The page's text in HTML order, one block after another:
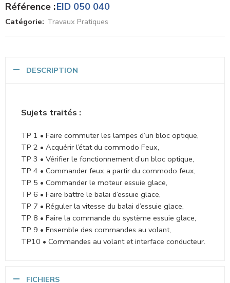
Référence :EID 050 040
Catégorie: Travaux Pratiques
DESCRIPTION
Sujets traités :
TP 1 • Faire commuter les lampes d’un bloc optique,
TP 2 • Acquérir l’état du commodo Feux,
TP 3 • Vérifier le fonctionnement d’un bloc optique,
TP 4 • Commander feux a partir du commodo feux,
TP 5 • Commander le moteur essuie glace,
TP 6 • Faire battre le balai d’essuie glace,
TP 7 • Réguler la vitesse du balai d’essuie glace,
TP 8 • Faire la commande du système essuie glace,
TP 9 • Ensemble des commandes au volant,
TP10 • Commandes au volant et interface conducteur.
FICHIERS